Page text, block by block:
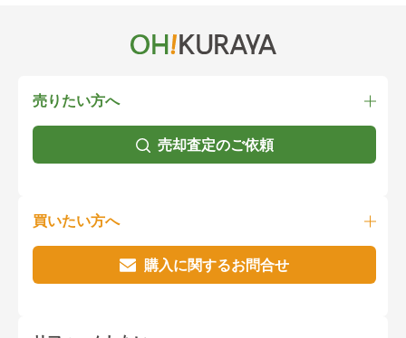
売りたい方へ
売却査定のご依頼
買いたい方へ
購入に関するお問合せ